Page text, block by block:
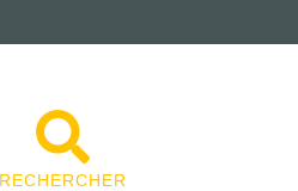
RECHERCHER